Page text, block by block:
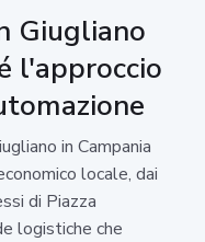
Giugliano
l'approccio
in Campania
locale, dai
di Piazza
logistiche che